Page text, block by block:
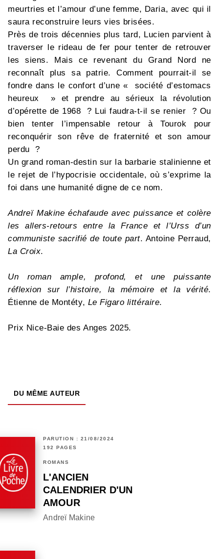
meurtries et l’amour d’une femme, Daria, avec qui il
saura reconstruire leurs vies brisées.
Près de trois décennies plus tard, Lucien parvient à
traverser le rideau de fer pour tenter de retrouver
les siens. Mais ce revenant du Grand Nord ne
reconnaît plus sa patrie. Comment pourrait-il se
fondre dans le confort d’une « société d’estomacs
heureux » et prendre au sérieux la révolution
d’opérette de 1968 ? Lui faudra-t-il se renier ? Ou
bien tenter l’impensable retour à Tourok pour
reconquérir son rêve de fraternité et son amour
perdu ?
Un grand roman-destin sur la barbarie stalinienne et
le rejet de l’hypocrisie occidentale, où s’exprime la
foi dans une humanité digne de ce nom.
Andreï Makine échafaude avec puissance et colère
les allers-retours entre la France et l’Urss d’un
communiste sacrifié de toute part. Antoine Perraud,
La Croix.
Un roman ample, profond, et une puissante
réflexion sur l’histoire, la mémoire et la vérité.
Étienne de Montéty, Le Figaro littéraire.
Prix Nice-Baie des Anges 2025.
DU MÊME AUTEUR
PARUTION : 21/08/2024
192 PAGES
ROMANS
L'ANCIEN
CALENDRIER D'UN
AMOUR
Andreï Makine